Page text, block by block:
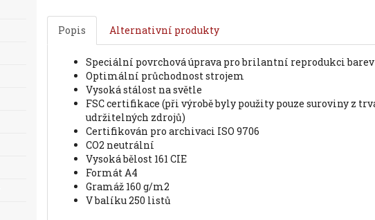
Popis Alternativní produkty
speciální povrchová úprava pro brilantní reprodukci barev
optimální průchodnost strojem
vysoká stálost na světle
FSC certifikace (při výrobě byly použity pouze suroviny z trvale
udržitelných zdrojů)
certifikován pro archivaci ISO 9706
CO2 neutrální
vysoká bělost 161 CIE
formát A4
gramáž 160 g/m2
v balíku 250 listů